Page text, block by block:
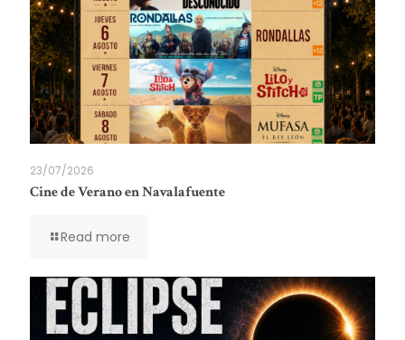
23/07/2026
Cine de Verano en Navalafuente
Read more